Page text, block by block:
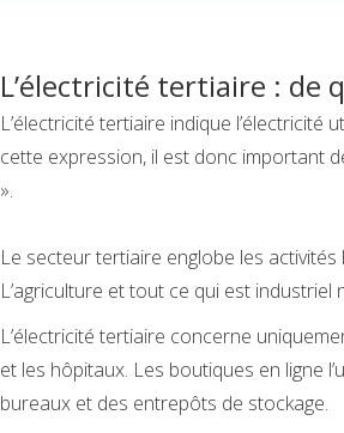
L’électricité tertiaire : de
L’électricité tertiaire indique
cette expression, il est donc important
».
Le secteur tertiaire englobe les
L’agriculture et tout ce qui est
L’électricité tertiaire concerne
et les hôpitaux. Les boutiques en ligne
bureaux et des entrepôts de stockage.